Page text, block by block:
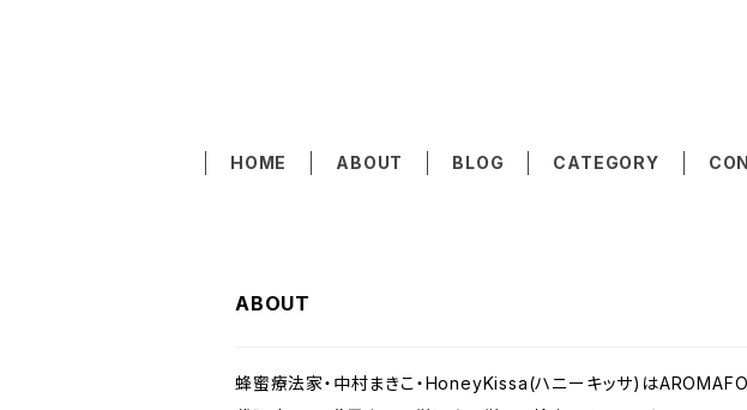
HOME ABOUT BLOG CATEGORY
ABOUT
蜂蜜療法家・中村まきこ・HoneyKissa(ハニーキッサ)は